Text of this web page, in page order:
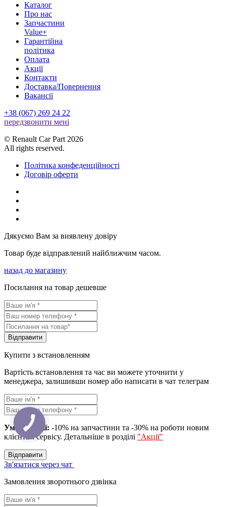
Каталог
Про нас
Запчастини
Value+
Гарантійна
політика
Оплата
Акції
Контакти
Доставка/Повернення
Вакансії
+38 (067) 269 24 22
передзвонити менi
© Renault Car Part 2026
All rights reserved.
Політика конфеденційності
Договір оферти
Дякуємо Вам за виявлену довіру
Товар буде відправлений найближчим часом.
назад до магазину
Посилання на товар дешевше
Вiдправити
Купити з встановленням
Вартість встановлення та час ви можете уточнити у
менеджера, залишивши номер або написати в чат телеграм
Умова акції: -10% на запчастини та -30% на роботи новим
клієнтам сервісу. Детальніше в розділі "Акції"
Вiдправити
Зв'язатися через чат
Замовлення зворотнього дзвінка